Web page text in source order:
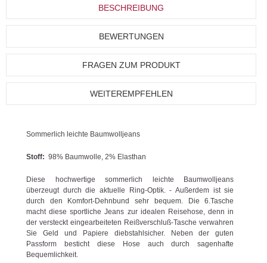
BESCHREIBUNG
BEWERTUNGEN
FRAGEN ZUM PRODUKT
WEITEREMPFEHLEN
Sommerlich leichte Baumwolljeans
Stoff: 98% Baumwolle, 2% Elasthan
Diese hochwertige sommerlich leichte Baumwolljeans
überzeugt durch die aktuelle Ring-Optik. - Außerdem ist sie
durch den Komfort-Dehnbund sehr bequem. Die 6.Tasche
macht diese sportliche Jeans zur idealen Reisehose, denn in
der versteckt eingearbeiteten Reißverschluß-Tasche verwahren
Sie Geld und Papiere diebstahlsicher. Neben der guten
Passform besticht diese Hose auch durch sagenhafte
Bequemlichkeit.